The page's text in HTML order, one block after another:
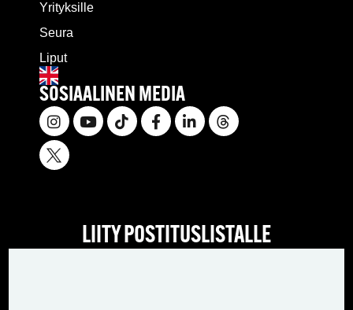
Yrityksille
Seura
Liput
SOSIAALINEN MEDIA
LIITY POSTITUSLISTALLE